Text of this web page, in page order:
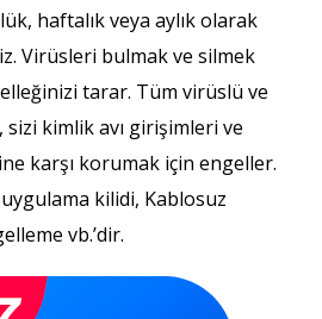
haftalık veya aylık olarak
Virüsleri bulmak ve silmek
tarar. Tüm virüslü ve
sizi kimlik avı girişimleri ve
karşı korumak için engeller.
kilidi, Kablosuz
vb.’dir.